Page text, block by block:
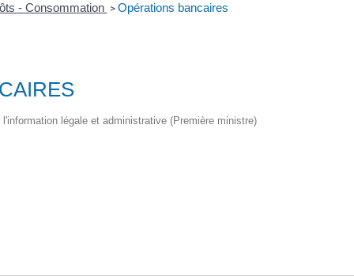
- Consommation > Opérations bancaires
légale et administrative (Première ministre)